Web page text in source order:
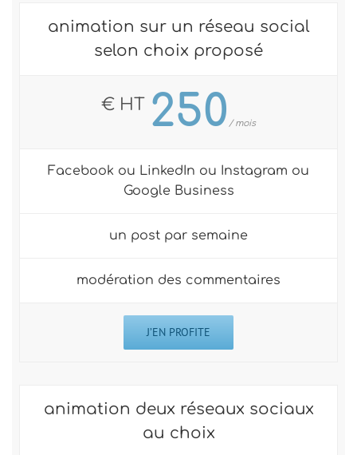
animation sur un réseau social
selon choix proposé
€ HT 250 / mois
Facebook ou LinkedIn ou Instagram ou
Google Business
un post par semaine
modération des commentaires
J’EN PROFITE
animation deux réseaux sociaux
au choix